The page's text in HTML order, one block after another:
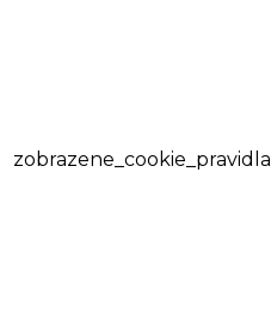
zobrazene_cookie_pravidla